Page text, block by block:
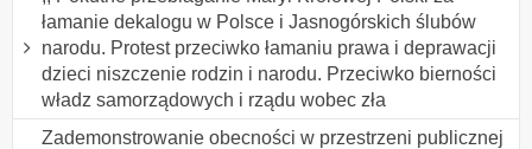
łamanie dekalogu w Polsce i Jasnogórskich ślubów
narodu. Protest przeciwko łamaniu prawa i deprawacji
dzieci niszczenie rodzin i narodu. Przeciwko bierności
władz samorządowych i rządu wobec zła
Zademonstrowanie obecności w przestrzeni publicznej